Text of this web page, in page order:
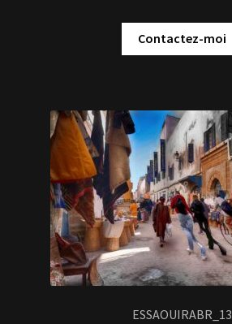
Contactez-moi
ESSAOUIRABR_13